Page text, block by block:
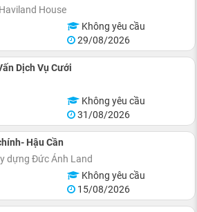
House
Không yêu cầu
29/08/2026
Dịch Vụ Cưới
Không yêu cầu
31/08/2026
Hậu Cần
dựng Đức Ánh Land
Không yêu cầu
15/08/2026